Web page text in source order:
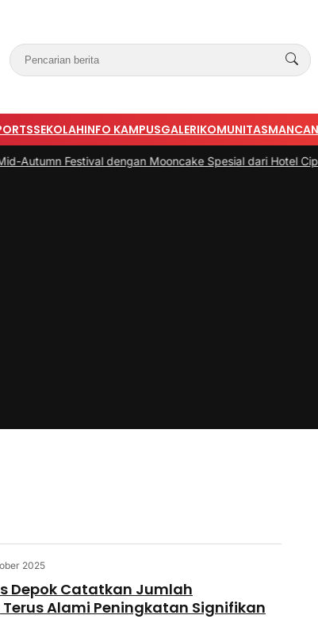
SEKOLAHINFO KAMPUSGALERIKOMUNITAS
Festival dengan Mooncake Spesial dari Hotel Ciputra
2025
Depok Catatkan Jumlah
Alami Peningkatan Signifikan